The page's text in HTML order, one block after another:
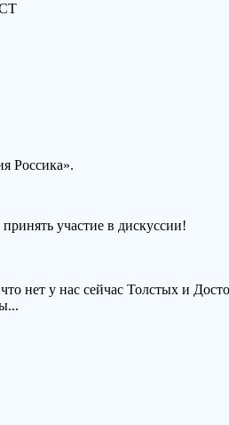
Россика».
участие в дискуссии!
нет у нас сейчас Толстых и